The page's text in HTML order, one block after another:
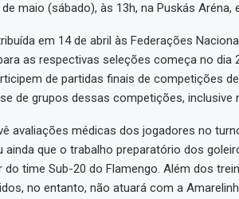
maio (sábado), às 13h, na Puskás Aréna,
em 14 de abril às Federações
as respectivas seleções começa no dia
de partidas finais de competições
de grupos dessas competições, inclusive
avaliações médicas dos jogadores no
ainda que o trabalho preparatório dos
time Sub-20 do Flamengo. Além dos
no entanto, não atuará com a